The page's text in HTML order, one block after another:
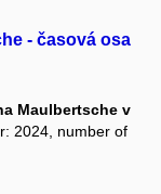
- časová osa
Maulbertsche v
2024, number of